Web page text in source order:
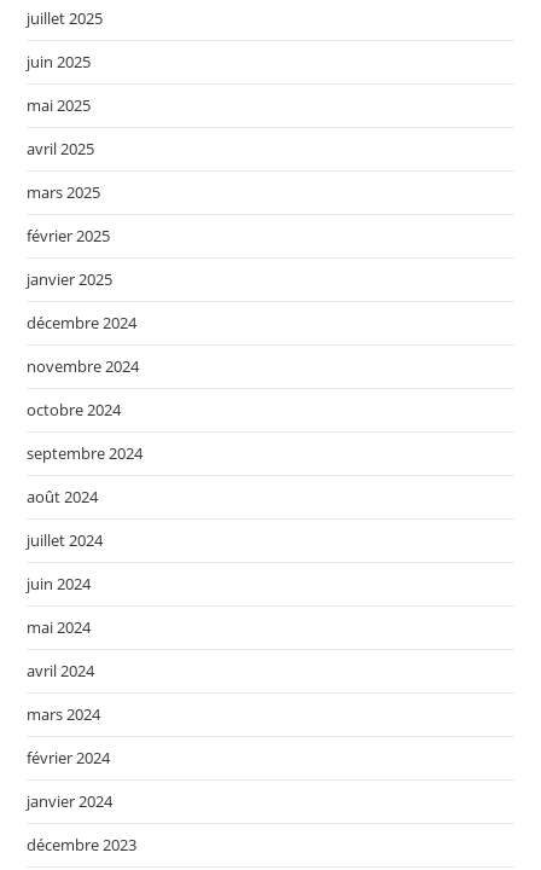
juillet 2025
juin 2025
mai 2025
avril 2025
mars 2025
février 2025
janvier 2025
décembre 2024
novembre 2024
octobre 2024
septembre 2024
août 2024
juillet 2024
juin 2024
mai 2024
avril 2024
mars 2024
février 2024
janvier 2024
décembre 2023